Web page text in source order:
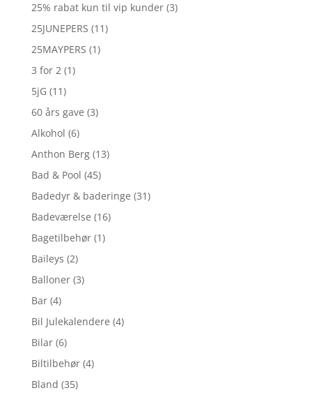
25% rabat kun til vip kunder (3)
25JUNEPERS (11)
25MAYPERS (1)
3 for 2 (1)
5jG (11)
60 års gave (3)
Alkohol (6)
Anthon Berg (13)
Bad & Pool (45)
Badedyr & baderinge (31)
Badeværelse (16)
Bagetilbehør (1)
Baileys (2)
Balloner (3)
Bar (4)
Bil Julekalendere (4)
Bilar (6)
Biltilbehør (4)
Bland (35)